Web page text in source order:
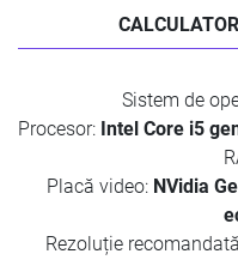
Sistem de
Procesor: Intel Core i5
Placă video: NVidia
Rezoluție